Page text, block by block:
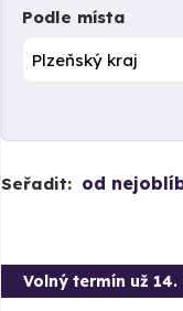
Podle místa
Seřadit: od
Volný termín už 14.